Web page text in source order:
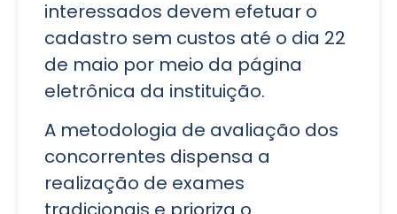
interessados devem efetuar o
cadastro sem custos até o dia 22
de maio por meio da página
eletrônica da instituição.
A metodologia de avaliação dos
concorrentes dispensa a
realização de exames